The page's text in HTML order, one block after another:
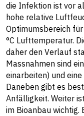
die Infektion ist vor
hohe relative
Optimumsbereich
°C Lufttemperatur.
daher den Verlauf
Massnahmen sind
einarbeiten) und
Daneben gibt es
Anfälligkeit. Weiter
im Bioanbau wichtig.